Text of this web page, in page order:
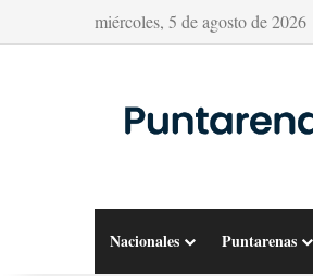
miércoles, 5 de agosto de 2026
Nacionales Puntarenas